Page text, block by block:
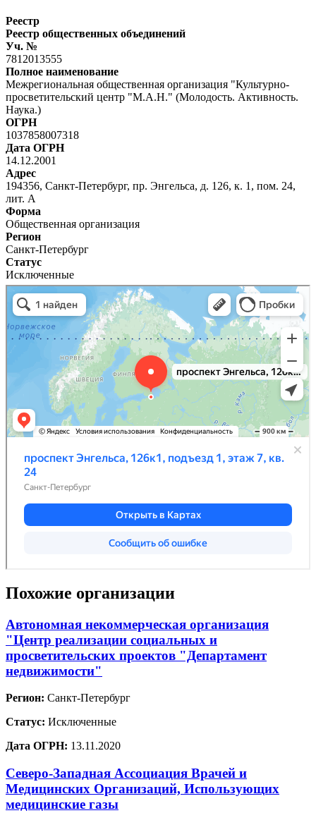
Реестр
Реестр общественных объединений
Уч. №
7812013555
Полное наименование
Межрегиональная общественная организация "Культурно-
просветительский центр "М.А.Н." (Молодость. Активность.
Наука.)
ОГРН
1037858007318
Дата ОГРН
14.12.2001
Адрес
194356, Санкт-Петербург, пр. Энгельса, д. 126, к. 1, пом. 24,
лит. А
Форма
Общественная организация
Регион
Санкт-Петербург
Статус
Исключенные
Похожие организации
Автономная некоммерческая организация
"Центр реализации социальных и
просветительских проектов "Департамент
недвижимости"
Регион: Санкт-Петербург
Статус: Исключенные
Дата ОГРН: 13.11.2020
Северо-Западная Ассоциация Врачей и
Медицинских Организаций, Использующих
медицинские газы